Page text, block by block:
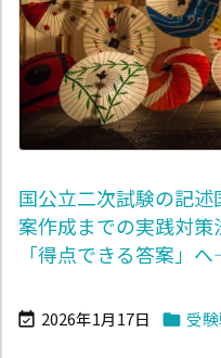
国公立二次試験の記
案作成までの実践対
「得点できる答案」
 2026年1月17日  受